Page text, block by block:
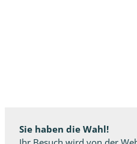
Sie haben die Wahl!